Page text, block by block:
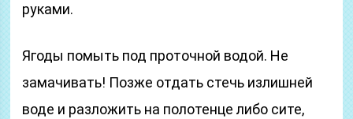
руками.
Ягоды помыть под проточной водой. Не
замачивать! Позже отдать стечь излишней
воде и разложить на полотенце либо сите,